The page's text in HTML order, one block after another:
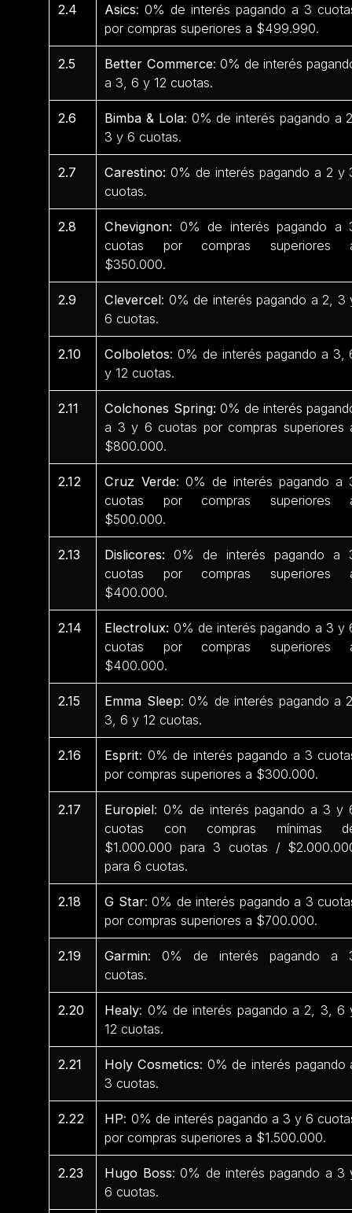
2.4 Asics: 0% de interés pagando a 3
por compras superiores a $499.990.
2.5 Better Commerce: 0% de interés
a 3, 6 y 12 cuotas.
2.6 Bimba & Lola: 0% de interés pagando a
3 y 6 cuotas.
2.7 Carestino: 0% de interés pagando a 2 y
cuotas.
2.8 Chevignon: 0% de interés pagando a
cuotas por compras superiores
$350.000.
2.9 Clevercel: 0% de interés pagando a 2, 3
6 cuotas.
2.10 Colboletos: 0% de interés pagando a 3,
y 12 cuotas.
2.11 Colchones Spring: 0% de interés
a 3 y 6 cuotas por compras superiores
$800.000.
2.12 Cruz Verde: 0% de interés pagando a
cuotas por compras superiores
$500.000.
2.13 Dislicores: 0% de interés pagando a
cuotas por compras superiores
$400.000.
2.14 Electrolux: 0% de interés pagando a 3 y
cuotas por compras superiores
$400.000.
2.15 Emma Sleep: 0% de interés pagando a
3, 6 y 12 cuotas.
2.16 Esprit: 0% de interés pagando a 3
por compras superiores a $300.000.
2.17 Europiel: 0% de interés pagando a 3 y
cuotas con compras mínimas
$1.000.000 para 3 cuotas /
para 6 cuotas.
2.18 G Star: 0% de interés pagando a 3
por compras superiores a $700.000.
2.19 Garmin: 0% de interés pagando a
cuotas.
2.20 Healy: 0% de interés pagando a 2, 3, 6
12 cuotas.
2.21 Holy Cosmetics: 0% de interés pagando
3 cuotas.
2.22 HP: 0% de interés pagando a 3 y 6
por compras superiores a $1.500.000.
2.23 Hugo Boss: 0% de interés pagando a 3
6 cuotas.